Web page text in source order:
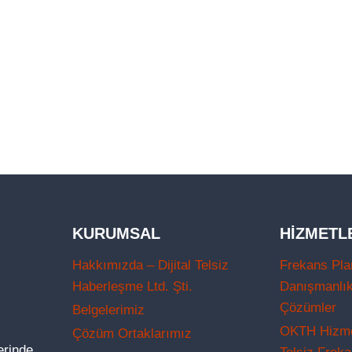
KURUMSAL
Hakkımızda – Dijital Telsiz
Haberleşme Ltd. Şti.
Belgelerimiz
Çözüm Ortaklarımız
Frekans
Çözümler
OKTH